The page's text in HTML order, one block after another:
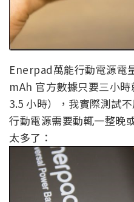
Enerpad萬能行動電源電
mAh 官方數據只要三小
3.5 小時），我實際測試
行動電源需要動輒一整晚
太多了：